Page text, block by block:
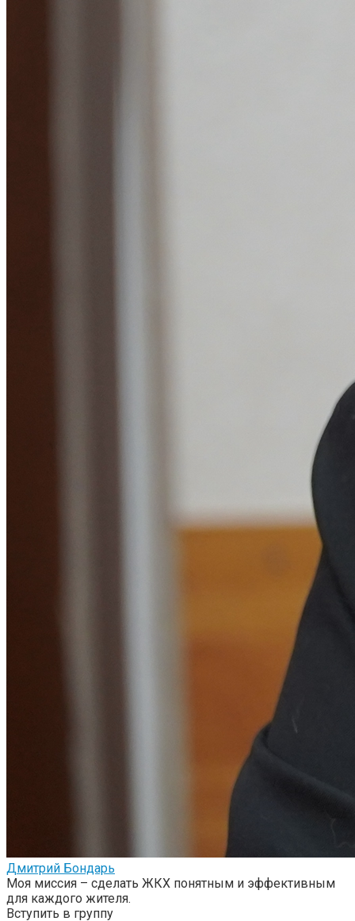
Дмитрий Бондарь
Моя миссия – сделать ЖКХ понятным и эффективным
для каждого жителя.
Вступить в группу